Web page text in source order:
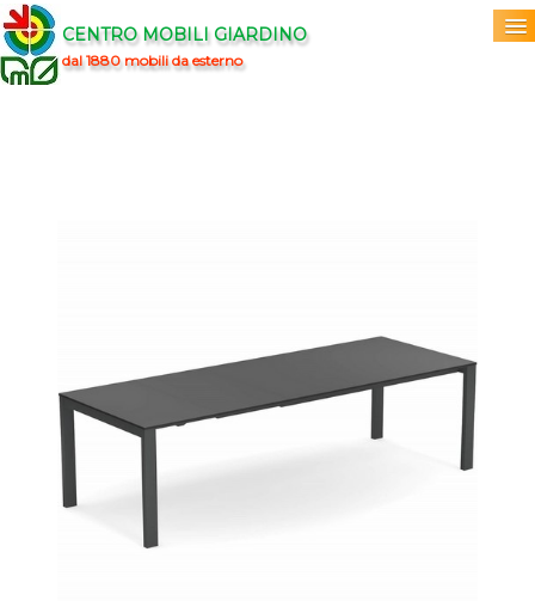
CENTRO MOBILI GIARDINO
dal 1880 mobili da esterno
0